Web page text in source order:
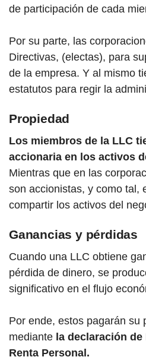
de participación de cada
Por su parte, las
Directivas, (electas), para
de la empresa. Y al mismo
estatutos para regir la
Propiedad
Los miembros de la LLC
accionaria en los activos
Mientras que en las
son accionistas, y como tal,
compartir los activos del
Ganancias y pérdidas
Cuando una LLC obtiene
pérdida de dinero, se
significativo en el flujo
Por ende, estos pagarán su
mediante la declaración
Renta Personal.